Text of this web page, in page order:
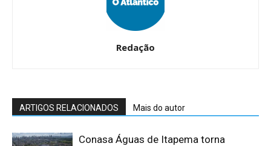
Redação
ARTIGOS RELACIONADOS Mais do autor
Conasa Águas de Itapema torna